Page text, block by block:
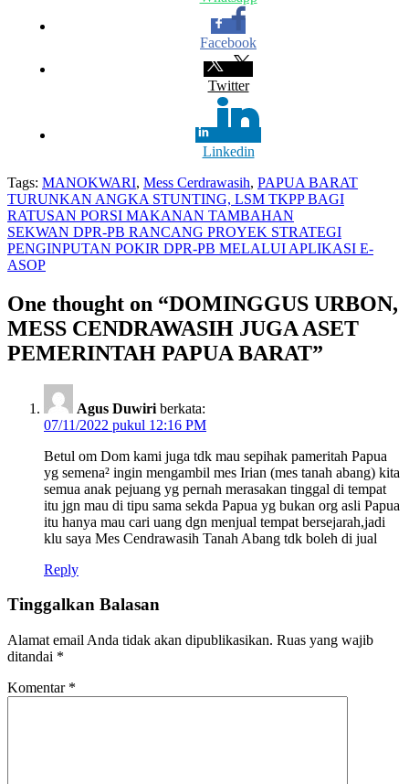
Facebook
Twitter
Linkedin
Tags: MANOKWARI, Mess Cerdrawasih, PAPUA BARAT
Navigasi
pos
TURUNKAN ANGKA STUNTING, LSM TKPP BAGI
RATUSAN PORSI MAKANAN TAMBAHAN
SEKWAN DPR-PB RANCANG PROYEK STRATEGI
PENGINPUTAN POKIR DPR-PB MELALUI APLIKASI E-
ASOP
One thought on “DOMINGGUS URBON,
MESS CENDRAWASIH JUGA ASET
PEMERINTAH PAPUA BARAT”
Agus Duwiri berkata:
07/11/2022 pukul 12:16 PM
Betul om Dom kami juga tdk mau sepihak pameritah Papua
yg semena² ingin mengambil mes Irian (mes tanah abang) kita
semua anak pejuang yg pernah merasakan tinggal di tempat
itu jgn mau di tipu sama sekda Papua yg bukan org asli Papua
itu hanya mau cari uang dgn menjual tempat bersejarah,jadi
klu saya Mes Cendrawasih Tanah Abang tdk boleh di jual
Reply
Tinggalkan Balasan
Alamat email Anda tidak akan dipublikasikan. Ruas yang wajib
ditandai *
Komentar *